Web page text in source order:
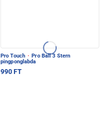
Pro Touch · Pro Ball 3 Stern
pingponglabda
990 FT